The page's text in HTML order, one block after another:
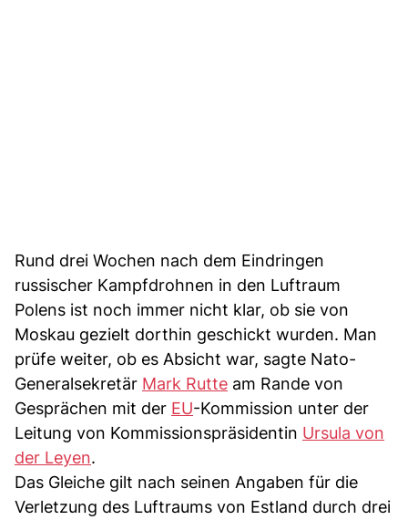
Rund drei Wochen nach dem Eindringen
russischer Kampfdrohnen in den Luftraum
Polens ist noch immer nicht klar, ob sie von
Moskau gezielt dorthin geschickt wurden. Man
prüfe weiter, ob es Absicht war, sagte Nato-
Generalsekretär Mark Rutte am Rande von
Gesprächen mit der EU-Kommission unter der
Leitung von Kommissionspräsidentin Ursula von
der Leyen.
Das Gleiche gilt nach seinen Angaben für die
Verletzung des Luftraums von Estland durch drei